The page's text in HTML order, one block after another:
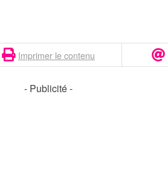
Imprimer le contenu
- Publicité -